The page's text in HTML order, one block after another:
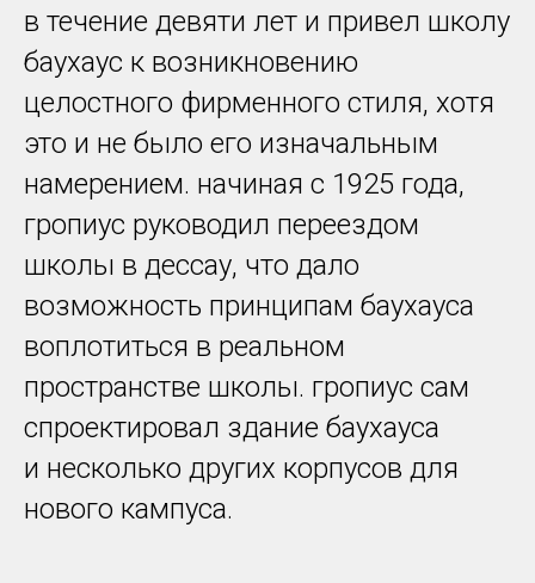
в течение девяти лет и привел школу
баухаус к возникновению
целостного фирменного стиля, хотя
это и не было его изначальным
намерением. начиная с 1925 года,
гропиус руководил переездом
школы в дессау, что дало
возможность принципам баухауса
воплотиться в реальном
пространстве школы. гропиус сам
спроектировал здание баухауса
и несколько других корпусов для
нового кампуса.